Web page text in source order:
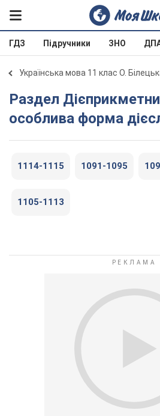
ГДЗ Підручники ЗНО
Українська мова 11 клас О.
Раздел Дієприкметник як
особлива форма
1114-1115 1091-1095
1105-1113